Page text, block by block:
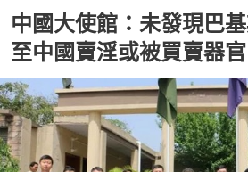
中國大使館：未發現巴
至中國賣淫或被買賣器官